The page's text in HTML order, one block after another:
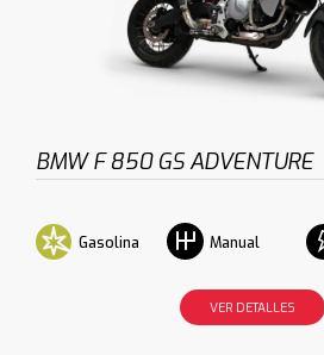
BMW F 850 GS ADVENTURE
Gasolina Manual
VER DETALLES